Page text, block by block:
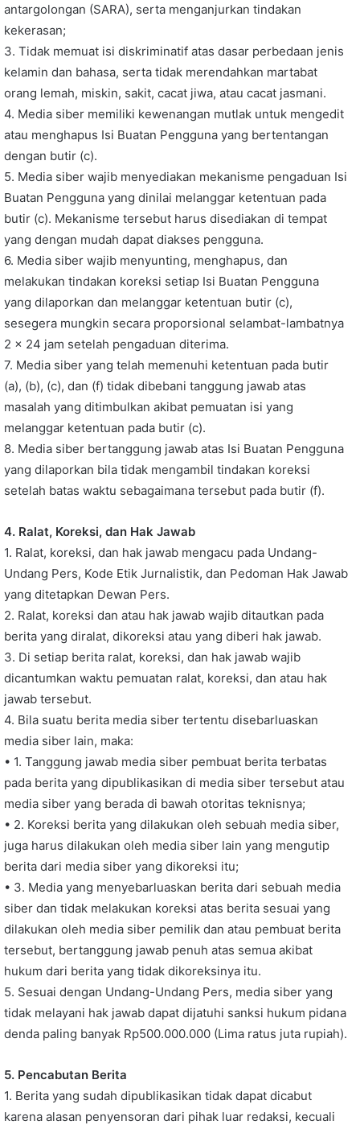
antargolongan (SARA), serta menganjurkan tindakan
kekerasan;
3. Tidak memuat isi diskriminatif atas dasar perbedaan jenis
kelamin dan bahasa, serta tidak merendahkan martabat
orang lemah, miskin, sakit, cacat jiwa, atau cacat jasmani.
4. Media siber memiliki kewenangan mutlak untuk mengedit
atau menghapus Isi Buatan Pengguna yang bertentangan
dengan butir (c).
5. Media siber wajib menyediakan mekanisme pengaduan Isi
Buatan Pengguna yang dinilai melanggar ketentuan pada
butir (c). Mekanisme tersebut harus disediakan di tempat
yang dengan mudah dapat diakses pengguna.
6. Media siber wajib menyunting, menghapus, dan
melakukan tindakan koreksi setiap Isi Buatan Pengguna
yang dilaporkan dan melanggar ketentuan butir (c),
sesegera mungkin secara proporsional selambat-lambatnya
2 x 24 jam setelah pengaduan diterima.
7. Media siber yang telah memenuhi ketentuan pada butir
(a), (b), (c), dan (f) tidak dibebani tanggung jawab atas
masalah yang ditimbulkan akibat pemuatan isi yang
melanggar ketentuan pada butir (c).
8. Media siber bertanggung jawab atas Isi Buatan Pengguna
yang dilaporkan bila tidak mengambil tindakan koreksi
setelah batas waktu sebagaimana tersebut pada butir (f).
4. Ralat, Koreksi, dan Hak Jawab
1. Ralat, koreksi, dan hak jawab mengacu pada Undang-
Undang Pers, Kode Etik Jurnalistik, dan Pedoman Hak Jawab
yang ditetapkan Dewan Pers.
2. Ralat, koreksi dan atau hak jawab wajib ditautkan pada
berita yang diralat, dikoreksi atau yang diberi hak jawab.
3. Di setiap berita ralat, koreksi, dan hak jawab wajib
dicantumkan waktu pemuatan ralat, koreksi, dan atau hak
jawab tersebut.
4. Bila suatu berita media siber tertentu disebarluaskan
media siber lain, maka:
• 1. Tanggung jawab media siber pembuat berita terbatas
pada berita yang dipublikasikan di media siber tersebut atau
media siber yang berada di bawah otoritas teknisnya;
• 2. Koreksi berita yang dilakukan oleh sebuah media siber,
juga harus dilakukan oleh media siber lain yang mengutip
berita dari media siber yang dikoreksi itu;
• 3. Media yang menyebarluaskan berita dari sebuah media
siber dan tidak melakukan koreksi atas berita sesuai yang
dilakukan oleh media siber pemilik dan atau pembuat berita
tersebut, bertanggung jawab penuh atas semua akibat
hukum dari berita yang tidak dikoreksinya itu.
5. Sesuai dengan Undang-Undang Pers, media siber yang
tidak melayani hak jawab dapat dijatuhi sanksi hukum pidana
denda paling banyak Rp500.000.000 (Lima ratus juta rupiah).
5. Pencabutan Berita
1. Berita yang sudah dipublikasikan tidak dapat dicabut
karena alasan penyensoran dari pihak luar redaksi, kecuali